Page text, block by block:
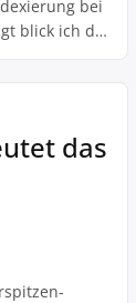
bei
blick ich da
das